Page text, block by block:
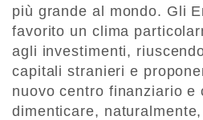
più grande al mondo. Gli
favorito un clima
agli investimenti,
capitali stranieri e
nuovo centro finanziario e
dimenticare,